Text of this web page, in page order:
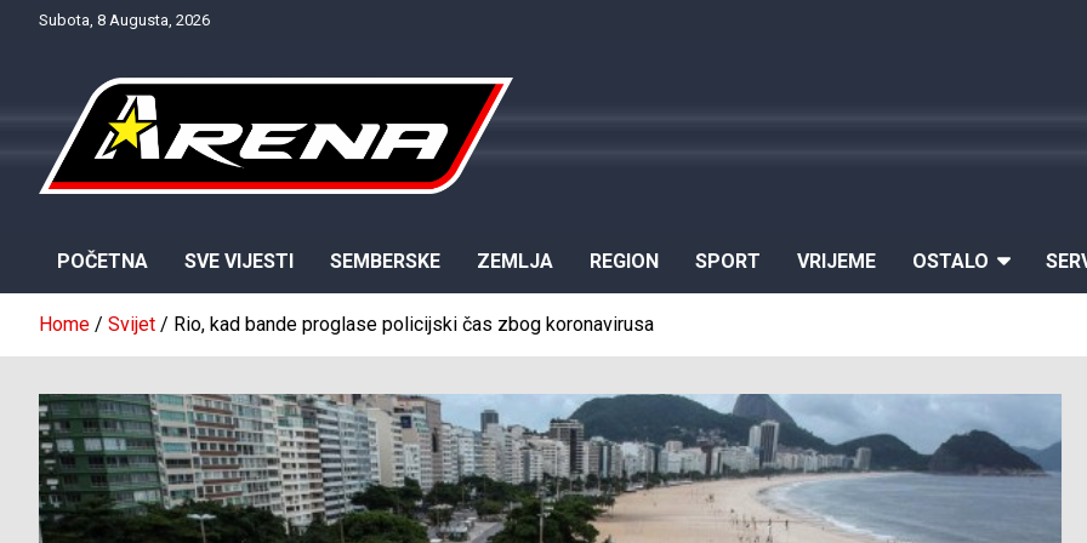
Subota, 8 Augusta, 2026
POČETNA SVE VIJESTI SEMBERSKE ZEMLJA REGION SPORT VRIJEME OSTALO
Home Svijet Rio, kad bande proglase policijski čas zbog koronavirusa